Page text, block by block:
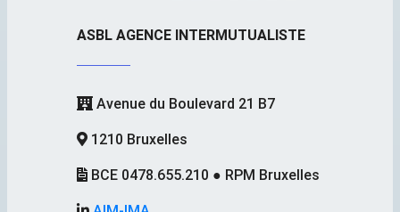
ASBL AGENCE INTERMUTUALISTE
Avenue du Boulevard 21 B7
1210 Bruxelles
BCE 0478.655.210 ● RPM Bruxelles